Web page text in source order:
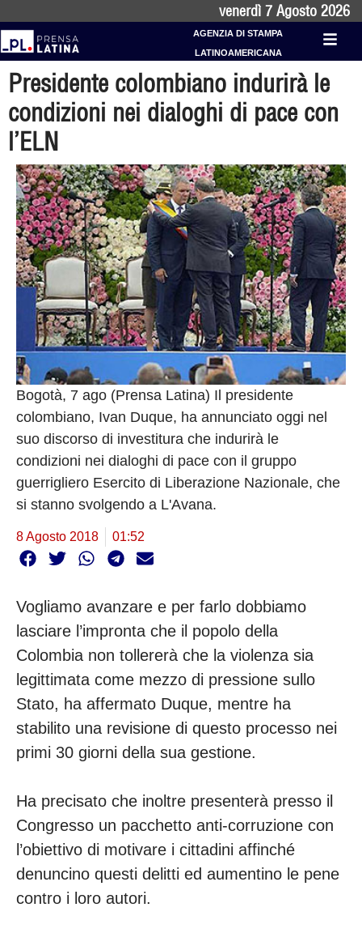
venerdì 7 Agosto 2026
AGENZIA DI STAMPA
LATINOAMERICANA
Presidente colombiano indurirà le
condizioni nei dialoghi di pace con
l’ELN
Bogotà, 7 ago (Prensa Latina) Il presidente
colombiano, Ivan Duque, ha annunciato oggi nel
suo discorso di investitura che indurirà le
condizioni nei dialoghi di pace con il gruppo
guerrigliero Esercito di Liberazione Nazionale, che
si stanno svolgendo a L'Avana.
8 Agosto 2018 01:52
Vogliamo avanzare e per farlo dobbiamo
lasciare l’impronta che il popolo della
Colombia non tollererà che la violenza sia
legittimata come mezzo di pressione sullo
Stato, ha affermato Duque, mentre ha
stabilito una revisione di questo processo nei
primi 30 giorni della sua gestione.
Ha precisato che inoltre presenterà presso il
Congresso un pacchetto anti-corruzione con
l’obiettivo di motivare i cittadini affinché
denuncino questi delitti ed aumentino le pene
contro i loro autori.